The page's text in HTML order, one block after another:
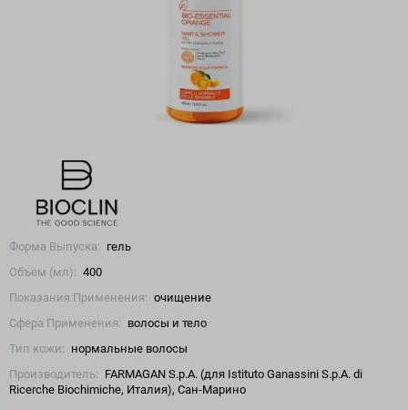
Форма Выпуска: гель
Объем (мл): 400
Показания Применения: очищение
Сфера Применения: волосы и тело
Тип кожи: нормальные волосы
Производитель: FARMAGAN S.p.A. (для Istituto Ganassini S.p.A. di
Ricerche Biochimiche, Италия), Сан-Марино